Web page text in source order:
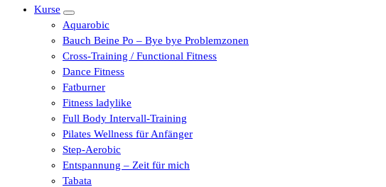
Kurse
Aquarobic
Bauch Beine Po – Bye bye Problemzonen
Cross-Training / Functional Fitness
Dance Fitness
Fatburner
Fitness ladylike
Full Body Intervall-Training
Pilates Wellness für Anfänger
Step-Aerobic
Entspannung – Zeit für mich
Tabata